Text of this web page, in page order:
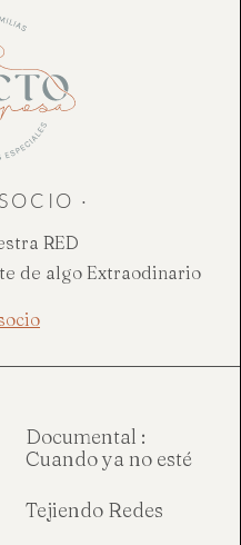
·
RED
de algo Extraodinario
Documental :
Cuando ya no esté
Tejiendo Redes